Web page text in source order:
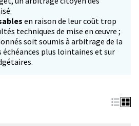
en raison de leur coût trop
techniques de mise en œuvre ;
soit soumis à arbitrage de la
plus lointaines et sur